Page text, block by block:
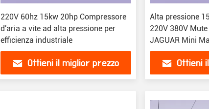
220V 60hz 15kw 20hp Compressore
d'aria a vite ad alta pressione per
efficienza industriale
Ottieni il miglior prezzo
Alta pressione
220V 380V
JAGUAR Mini
Compressore
Ottieni